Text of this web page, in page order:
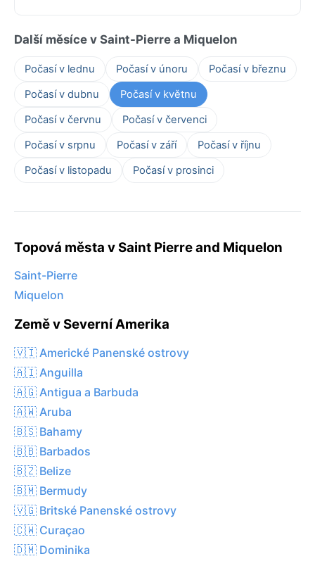
Další měsíce v Saint-Pierre a Miquelon
Počasí v lednu Počasí v únoru
Počasí v březnu
Počasí v dubnu
Počasí v květnu
Počasí v červnu
Počasí v červenci
Počasí v srpnu
Počasí v září
Počasí v říjnu
Počasí v listopadu
Počasí v prosinci
Topová města v Saint Pierre and Miquelon
Saint-Pierre
Miquelon
Země v Severní Amerika
🇻🇮 Americké Panenské ostrovy
🇦🇮 Anguilla
🇦🇬 Antigua a Barbuda
🇦🇼 Aruba
🇧🇸 Bahamy
🇧🇧 Barbados
🇧🇿 Belize
🇧🇲 Bermudy
🇻🇬 Britské Panenské ostrovy
🇨🇼 Curaçao
🇩🇲 Dominika